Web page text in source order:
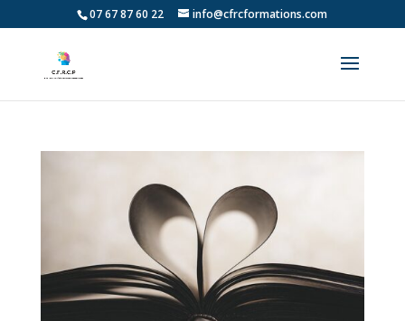
07 67 87 60 22 info@cfrcformations.com